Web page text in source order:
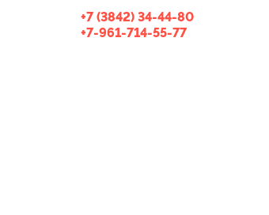
+7 (3842) 34-44-80
+7-961-714-55-77